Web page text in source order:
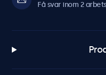
Få svar inom 2